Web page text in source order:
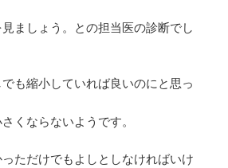
ましょう。との担当医の診断でし
も縮小していれば良いのにと思っ
くならないようです。
ただけでもよしとしなければいけ